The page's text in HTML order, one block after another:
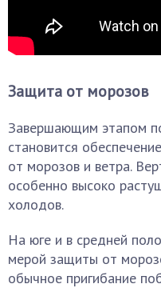
Защита от морозов
Завершающим этапом
становится
от морозов и ветра.
особенно высоко
холодов.
На юге и в средней
мерой защиты от
обычное пригибание